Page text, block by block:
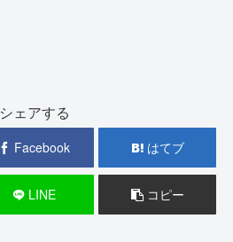
シェアする
Facebook はてブ
LINE コピー